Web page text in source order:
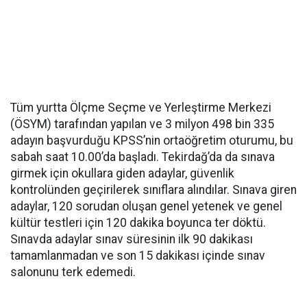
Tüm yurtta Ölçme Seçme ve Yerleştirme Merkezi
(ÖSYM) tarafından yapılan ve 3 milyon 498 bin 335
adayın başvurduğu KPSS’nin ortaöğretim oturumu, bu
sabah saat 10.00’da başladı. Tekirdağ’da da sınava
girmek için okullara giden adaylar, güvenlik
kontrolünden geçirilerek sınıflara alındılar. Sınava giren
adaylar, 120 sorudan oluşan genel yetenek ve genel
kültür testleri için 120 dakika boyunca ter döktü.
Sınavda adaylar sınav süresinin ilk 90 dakikası
tamamlanmadan ve son 15 dakikası içinde sınav
salonunu terk edemedi.